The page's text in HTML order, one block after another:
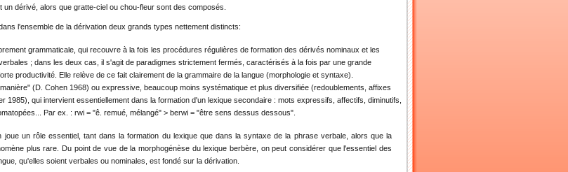
un dérivé, alors que gratte-ciel ou chou-fleur sont des composés.
l'ensemble de la dérivation deux grands types nettement distincts:
grammaticale, qui recouvre à la fois les procédures régulières de formation des dérivés nominaux et les
; dans les deux cas, il s'agit de paradigmes strictement fermés, caractérisés à la fois par une grande
productivité. Elle relève de ce fait clairement de la grammaire de la langue (morphologie et syntaxe).
(D. Cohen 1968) ou expressive, beaucoup moins systématique et plus diversifiée (redoublements, affixes
1985), qui intervient essentiellement dans la formation d'un lexique secondaire : mots expressifs, affectifs, diminutifs,
Par ex. : rwi = "ê. remué, mélangé" > berwi = "être sens dessus dessous".
joue un rôle essentiel, tant dans la formation du lexique que dans la syntaxe de la phrase verbale, alors que la
plus rare. Du point de vue de la morphogénèse du lexique berbère, on peut considérer que l'essentiel des
qu'elles soient verbales ou nominales, est fondé sur la dérivation.